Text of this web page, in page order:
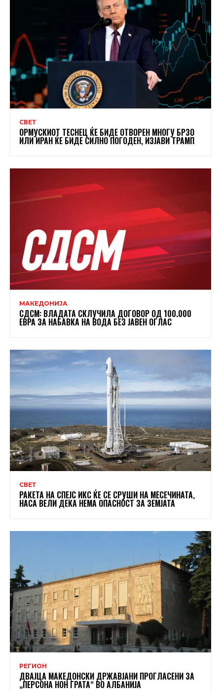
СВЕТ
ОРМУСКИОТ ТЕСНЕЦ ЌЕ БИДЕ ОТВОРЕН МНОГУ БРЗО
ИЛИ ИРАН ЌЕ БИДЕ СИЛНО ПОГОДЕН, ИЗЈАВИ ТРАМП
МАКЕДОНИЈА
СДСМ: ВЛАДАТА СКЛУЧИЛА ДОГОВОР ОД 100.000
ЕВРА ЗА НАБАВКА НА ВОДА БЕЗ ЈАВЕН ОГЛАС
СВЕТ
РАКЕТА НА СПЕЈС ИКС ЌЕ СЕ СРУШИ НА МЕСЕЧИНАТА,
НАСА ВЕЛИ ДЕКА НЕМА ОПАСНОСТ ЗА ЗЕМЈАТА
РЕГИОН
ДВАЈЦА МАКЕДОНСКИ ДРЖАВЈАНИ ПРОГЛАСЕНИ ЗА
„ПЕРСОНА НОН ГРАТА“ ВО АЛБАНИЈА